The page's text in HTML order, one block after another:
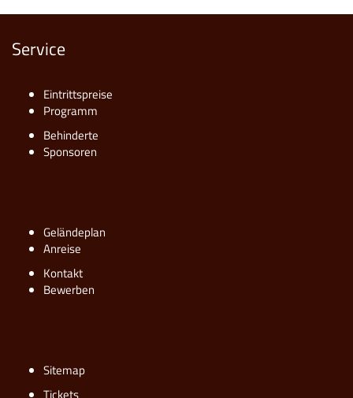
Service
Eintrittspreise
Programm
Behinderte
Sponsoren
Geländeplan
Anreise
Kontakt
Bewerben
Sitemap